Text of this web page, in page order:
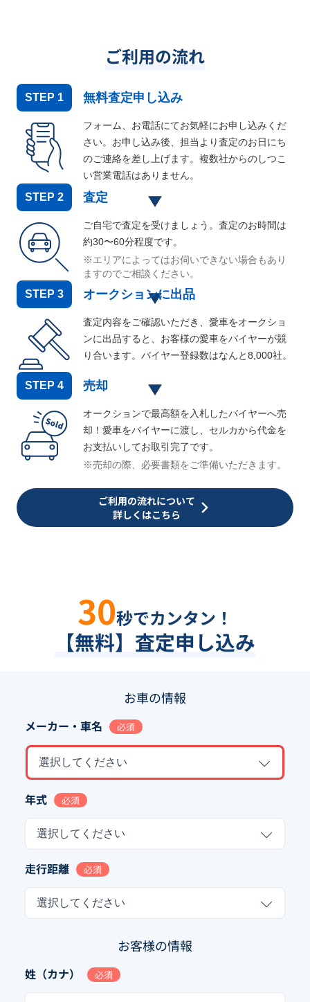
ご利用の流れ
STEP 1 無料査定申し込み
フォーム、お電話にてお気軽にお申し込みくだ
さい。お申し込み後、担当より査定のお日にち
のご連絡を差し上げます。複数社からのしつこ
い営業電話はありません。
STEP 2 査定
ご自宅で査定を受けましょう。査定のお時間は
約30〜60分程度です。
※エリアによってはお伺いできない場合もあり
ますのでご相談ください。
STEP 3 オークションに出品
査定内容をご確認いただき、愛車をオークショ
ンに出品すると、お客様の愛車をバイヤーが競
り合います。バイヤー登録数はなんと8,000社。
STEP 4 売却
オークションで最高額を入札したバイヤーへ売
却！愛車をバイヤーに渡し、セルカから代金を
お支払いしてお取引完了です。
※売却の際、必要書類をご準備いただきます。
ご利用の流れについて
詳しくはこちら
30秒でカンタン！
【無料】査定申し込み
お車の情報
メーカー・車名 必須
選択してください
年式 必須
選択してください
走行距離 必須
選択してください
お客様の情報
姓（カナ） 必須